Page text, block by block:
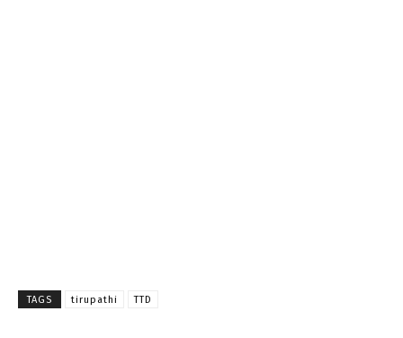
TAGS tirupathi TTD